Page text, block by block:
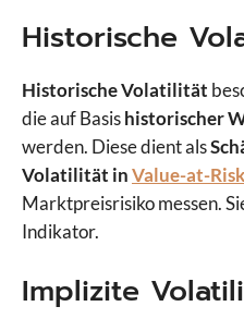
Historische
Historische Volatilität
die auf Basishistorischer
werden. Diese dient als
Volatilität inValue-at-
Marktpreisrisiko messen.
Indikator.
Implizite